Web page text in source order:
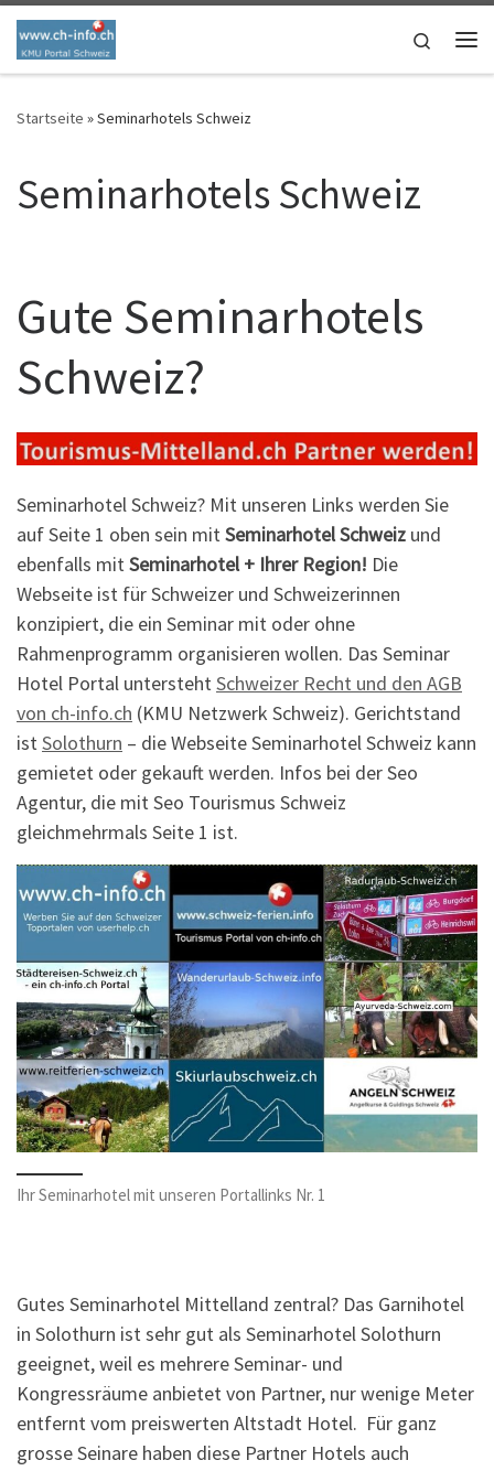
Skip to content
Search
Startseite »Seminarhotels Schweiz
Seminarhotels Schweiz
Gute Seminarhotels
Schweiz?
Seminarhotel Schweiz? Mit unseren Links werden Sie
auf Seite 1 oben sein mitSeminarhotel Schweiz und
ebenfalls mitSeminarhotel + Ihrer Region! Die
Webseite ist für Schweizer und Schweizerinnen
konzipiert, die ein Seminar mit oder ohne
Rahmenprogramm organisieren wollen. Das Seminar
Hotel Portal unterstehtSchweizer Recht und den AGB
von ch-info.ch (KMU Netzwerk Schweiz). Gerichtstand
istSolothurn – die Webseite Seminarhotel Schweiz kann
gemietet oder gekauft werden. Infos bei der Seo
Agentur, die mit Seo Tourismus Schweiz
gleichmehrmals Seite 1 ist.
Ihr Seminarhotel mit unseren Portallinks Nr. 1
Gutes Seminarhotel Mittelland zentral? Das Garnihotel
in Solothurn ist sehr gut als Seminarhotel Solothurn
geeignet, weil es mehrere Seminar- und
Kongressräume anbietet von Partner, nur wenige Meter
entfernt vom preiswerten Altstadt Hotel. Für ganz
grosse Seinare haben diese Partner Hotels auch